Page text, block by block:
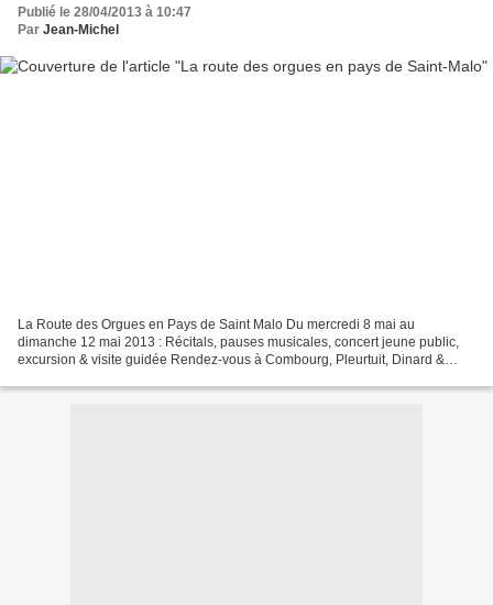
Publié le 28/04/2013 à 10:47
Par Jean-Michel
La Route des Orgues en Pays de Saint Malo Du mercredi 8 mai au
dimanche 12 mai 2013 : Récitals, pauses musicales, concert jeune public,
excursion & visite guidée Rendez-vous à Combourg, Pleurtuit, Dinard &